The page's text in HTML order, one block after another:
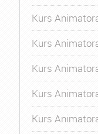
Kurs
Kurs
Kurs
Kurs
Kurs